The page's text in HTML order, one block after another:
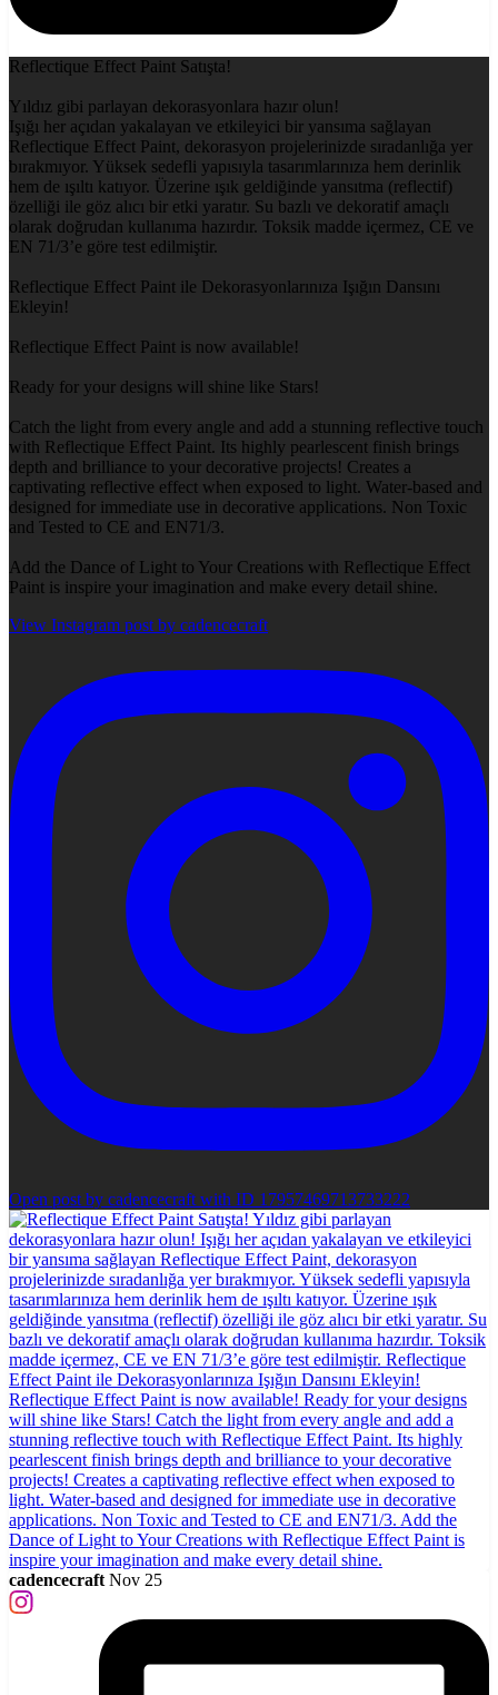
Reflectique Effect Paint Satışta!
Yıldız gibi parlayan dekorasyonlara hazır olun!
Işığı her açıdan yakalayan ve etkileyici bir yansıma sağlayan
Reflectique Effect Paint, dekorasyon projelerinizde sıradanlığa yer
bırakmıyor. Yüksek sedefli yapısıyla tasarımlarınıza hem derinlik
hem de ışıltı katıyor. Üzerine ışık geldiğinde yansıtma (reflectif)
özelliği ile göz alıcı bir etki yaratır. Su bazlı ve dekoratif amaçlı
olarak doğrudan kullanıma hazırdır. Toksik madde içermez, CE ve
EN 71/3’e göre test edilmiştir.
Reflectique Effect Paint ile Dekorasyonlarınıza Işığın Dansını
Ekleyin!
Reflectique Effect Paint is now available!
Ready for your designs will shine like Stars!
Catch the light from every angle and add a stunning reflective touch
with Reflectique Effect Paint. Its highly pearlescent finish brings
depth and brilliance to your decorative projects! Creates a
captivating reflective effect when exposed to light. Water-based and
designed for immediate use in decorative applications. Non Toxic
and Tested to CE and EN71/3.
Add the Dance of Light to Your Creations with Reflectique Effect
Paint is inspire your imagination and make every detail shine.
View Instagram post by cadencecraft
Open post by cadencecraft with ID 17957469713733222
cadencecraft Nov 25